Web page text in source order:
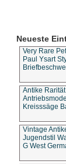
Neueste
Very Rare
Paul Ysart
Antike
Kreisssäge
Vintage
Jugendstil
G West